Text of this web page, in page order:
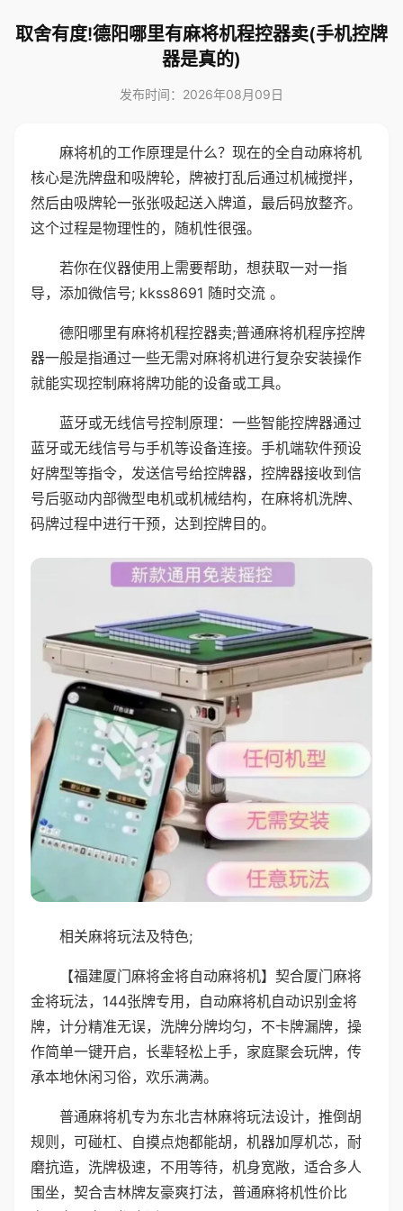
取舍有度!德阳哪里有麻将机程控器卖(手机控牌
器是真的)
发布时间：2026年08月09日
麻将机的工作原理是什么？现在的全自动麻将机
核心是洗牌盘和吸牌轮，牌被打乱后通过机械搅拌，
然后由吸牌轮一张张吸起送入牌道，最后码放整齐。
这个过程是物理性的，随机性很强。
若你在仪器使用上需要帮助，想获取一对一指
导，添加微信号; kkss8691 随时交流 。
德阳哪里有麻将机程控器卖;普通麻将机程序控牌
器一般是指通过一些无需对麻将机进行复杂安装操作
就能实现控制麻将牌功能的设备或工具。
蓝牙或无线信号控制原理：一些智能控牌器通过
蓝牙或无线信号与手机等设备连接。手机端软件预设
好牌型等指令，发送信号给控牌器，控牌器接收到信
号后驱动内部微型电机或机械结构，在麻将机洗牌、
码牌过程中进行干预，达到控牌目的。
相关麻将玩法及特色;
【福建厦门麻将金将自动麻将机】契合厦门麻将
金将玩法，144张牌专用，自动麻将机自动识别金将
牌，计分精准无误，洗牌分牌均匀，不卡牌漏牌，操
作简单一键开启，长辈轻松上手，家庭聚会玩牌，传
承本地休闲习俗，欢乐满满。
普通麻将机专为东北吉林麻将玩法设计，推倒胡
规则，可碰杠、自摸点炮都能胡，机器加厚机芯，耐
磨抗造，洗牌极速，不用等待，机身宽敞，适合多人
围坐，契合吉林牌友豪爽打法，普通麻将机性价比